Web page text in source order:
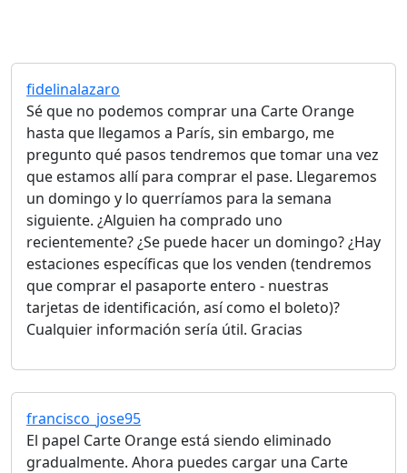
fidelinalazaro
Sé que no podemos comprar una Carte Orange
hasta que llegamos a París, sin embargo, me
pregunto qué pasos tendremos que tomar una vez
que estamos allí para comprar el pase. Llegaremos
un domingo y lo querríamos para la semana
siguiente. ¿Alguien ha comprado uno
recientemente? ¿Se puede hacer un domingo? ¿Hay
estaciones específicas que los venden (tendremos
que comprar el pasaporte entero - nuestras
tarjetas de identificación, así como el boleto)?
Cualquier información sería útil. Gracias
francisco_jose95
El papel Carte Orange está siendo eliminado
gradualmente. Ahora puedes cargar una Carte